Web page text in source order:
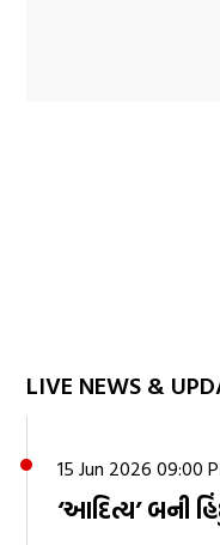
LIVE NEWS &
15 Jun 2026 09:00
‘આદિત્ય’ બની